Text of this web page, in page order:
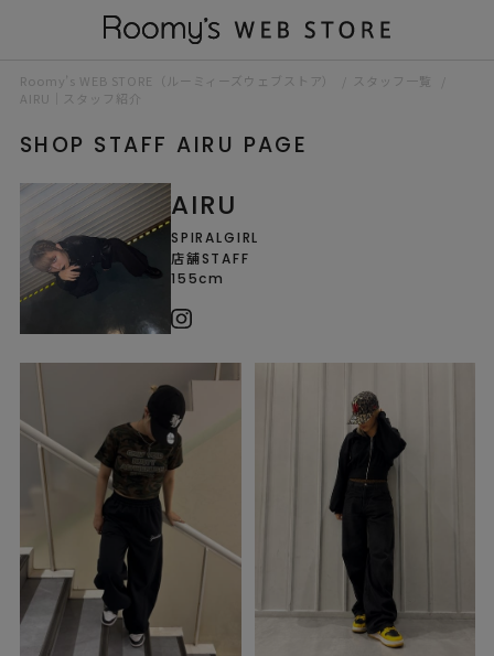
Roomy’s WEB STORE（ルーミィーズウェブストア）
スタッフ一覧
AIRU｜スタッフ紹介
SHOP STAFF AIRU PAGE
AIRU
SPIRALGIRL
店舗STAFF
155cm